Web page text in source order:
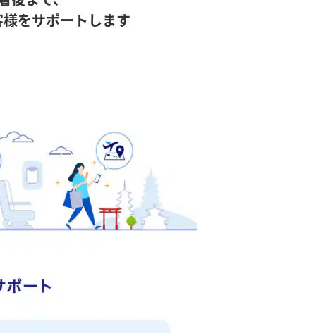
をサポートします